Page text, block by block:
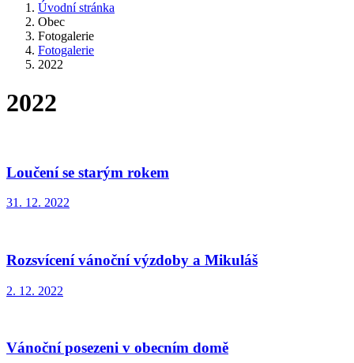
Úvodní stránka
Obec
Fotogalerie
Fotogalerie
2022
2022
Loučení se starým rokem
31. 12. 2022
Rozsvícení vánoční výzdoby a Mikuláš
2. 12. 2022
Vánoční posezeni v obecním domě